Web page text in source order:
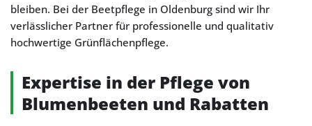
bleiben. Bei der Beetpflege in Oldenburg sind wir Ihr
verlässlicher Partner für professionelle und qualitativ
hochwertige Grünflächenpflege.
Expertise in der Pflege von
Blumenbeeten und Rabatten